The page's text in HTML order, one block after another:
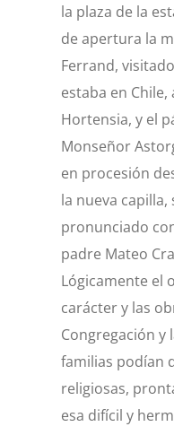
la plaza de la
de apertura la
Ferrand,
estaba en
Hortensia, y el
Monseñor
en procesión
la nueva
pronunciado
padre Mateo
Lógicamente el
carácter y las
Congregación y
familias podían
religiosas,
esa difícil y